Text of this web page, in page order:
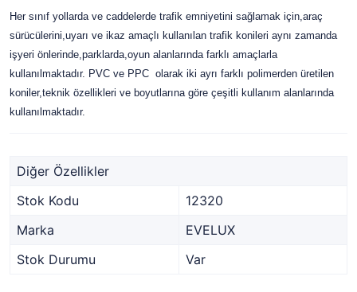
Her sınıf yollarda ve caddelerde trafik emniyetini sağlamak için,araç
sürücülerini,uyarı ve ikaz amaçlı kullanılan trafik konileri aynı zamanda
işyeri önlerinde,parklarda,oyun alanlarında farklı amaçlarla
kullanılmaktadır. PVC ve PPC olarak iki ayrı farklı polimerden üretilen
koniler,teknik özellikleri ve boyutlarına göre çeşitli kullanım alanlarında
kullanılmaktadır.
Diğer Özellikler
Stok Kodu
12320
Marka
EVELUX
Stok Durumu
Var